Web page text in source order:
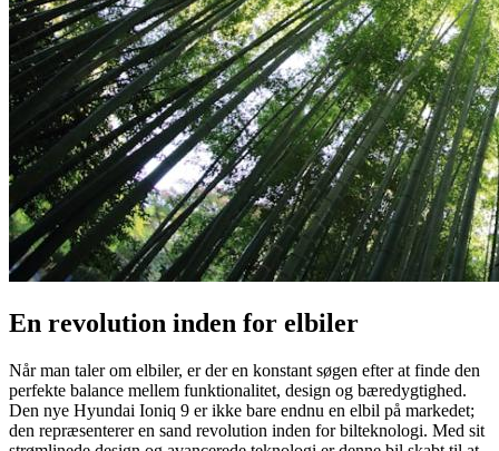
En revolution inden for elbiler
Når man taler om elbiler, er der en konstant søgen efter at finde den
perfekte balance mellem funktionalitet, design og bæredygtighed.
Den nye Hyundai Ioniq 9 er ikke bare endnu en elbil på markedet;
den repræsenterer en sand revolution inden for bilteknologi. Med sit